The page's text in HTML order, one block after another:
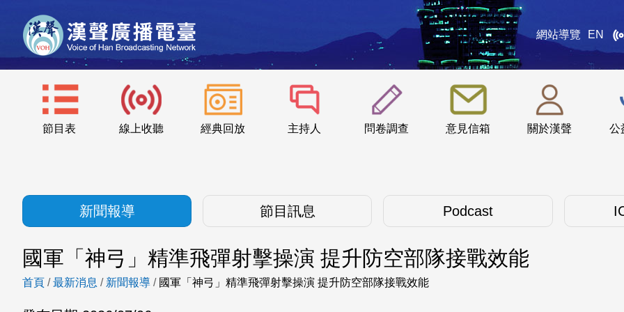
網站導覽 EN
節目表 線上收聽 經典回放 主持人 問卷調查 意見信箱 關於漢聲 公
:::
新聞報導 節目訊息 Podcast
國軍「神弓」精準飛彈射擊操演 提升防空部隊接戰效能
首頁 /最新消息 / 新聞報導 / 國軍「神弓」精準飛彈射擊操演 提升防空部隊接戰效能